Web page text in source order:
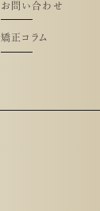
お問い合わせ
矯正コラム